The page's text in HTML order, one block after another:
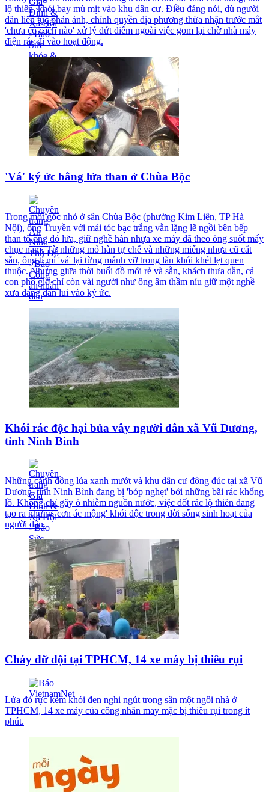
lộ thiên, khói bay mù mịt vào khu dân cư. Điều đáng nói, dù người
dân liên tục phản ánh, chính quyền địa phương thừa nhận trước mắt
'chưa có cách nào' xử lý dứt điểm ngoài việc gom lại chờ nhà máy
điện rác đi vào hoạt động.
'Vá' ký ức bằng lửa than ở Chùa Bộc
Trong một góc nhỏ ở sân Chùa Bộc (phường Kim Liên, TP Hà
Nội), ông Truyền với mái tóc bạc trắng vẫn lặng lẽ ngồi bên bếp
than tổ ong đỏ lửa, giữ nghề hàn nhựa xe máy đã theo ông suốt mấy
chục năm. Từ những mỏ hàn tự chế và những miếng nhựa cũ cắt
sẵn, ông tỉ mỉ 'vá' lại từng mảnh vỡ trong làn khói khét lẹt quen
thuộc. Nhưng giữa thời buổi đồ mới rẻ và sẵn, khách thưa dần, cả
con phố giờ chỉ còn vài người như ông âm thầm níu giữ một nghề
xưa đang dần lui vào ký ức.
Khói rác độc hại bủa vây người dân xã Vũ Dương,
tỉnh Ninh Bình
Những cánh đồng lúa xanh mướt và khu dân cư đông đúc tại xã Vũ
Dương, tỉnh Ninh Bình đang bị 'bóp nghẹt' bởi những bãi rác khổng
lồ. Không chỉ gây ô nhiễm nguồn nước, việc đốt rác lộ thiên đang
tạo ra những 'cơn ác mộng' khói độc trong đời sống sinh hoạt của
người dân.
Cháy dữ dội tại TPHCM, 14 xe máy bị thiêu rụi
Lửa đỏ rực kèm khói đen nghi ngút trong sân một ngôi nhà ở
TPHCM, 14 xe máy của công nhân may mặc bị thiêu rụi trong ít
phút.